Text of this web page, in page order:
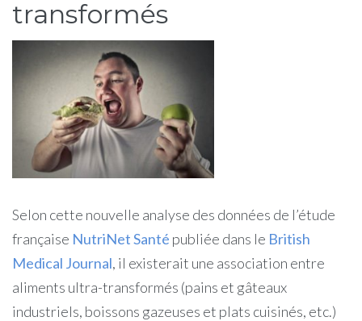
transformés
Selon cette nouvelle analyse des données de l’étude
française NutriNet Santé publiée dans le British
Medical Journal, il existerait une association entre
aliments ultra-transformés (pains et gâteaux
industriels, boissons gazeuses et plats cuisinés, etc.)